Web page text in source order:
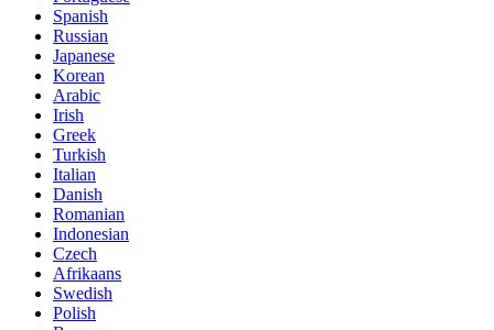
Spanish
Russian
Japanese
Korean
Arabic
Irish
Greek
Turkish
Italian
Danish
Romanian
Indonesian
Czech
Afrikaans
Swedish
Polish